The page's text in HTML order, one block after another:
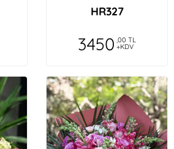
HR327
3450 ,00 TL
+KDV